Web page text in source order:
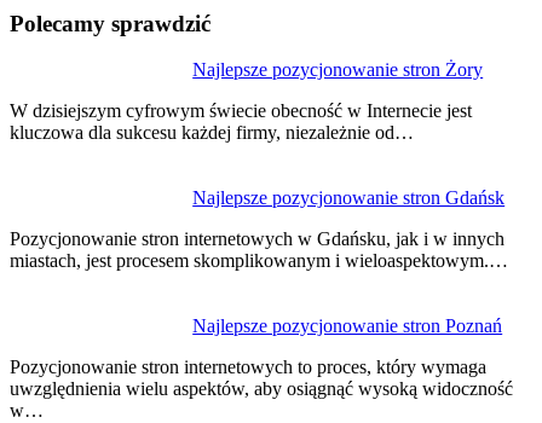
Polecamy sprawdzić
Najlepsze pozycjonowanie stron Żory
W dzisiejszym cyfrowym świecie obecność w Internecie jest
kluczowa dla sukcesu każdej firmy, niezależnie od…
Najlepsze pozycjonowanie stron Gdańsk
Pozycjonowanie stron internetowych w Gdańsku, jak i w innych
miastach, jest procesem skomplikowanym i wieloaspektowym.…
Najlepsze pozycjonowanie stron Poznań
Pozycjonowanie stron internetowych to proces, który wymaga
uwzględnienia wielu aspektów, aby osiągnąć wysoką widoczność
w…
wpisu